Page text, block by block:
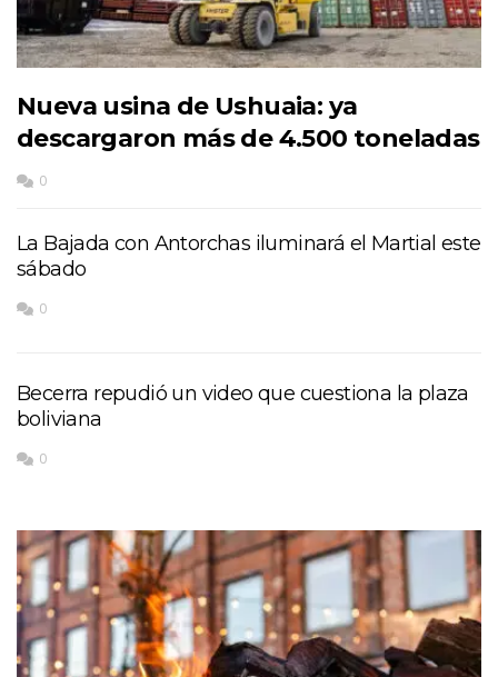
Nueva usina de Ushuaia: ya
descargaron más de 4.500 toneladas
0
La Bajada con Antorchas iluminará el Martial este
sábado
0
Becerra repudió un video que cuestiona la plaza
boliviana
0